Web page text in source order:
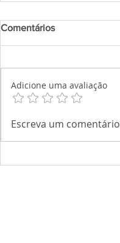
Comentários
Adicione uma avaliação
Escreva um comentário